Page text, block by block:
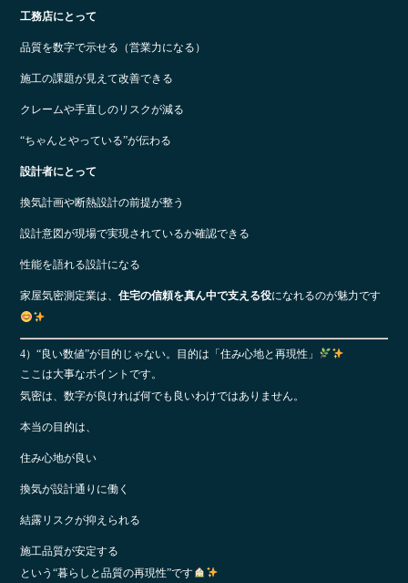
工務店にとって
品質を数字で示せる（営業力になる）
施工の課題が見えて改善できる
クレームや手直しのリスクが減る
“ちゃんとやっている”が伝わる
設計者にとって
換気計画や断熱設計の前提が整う
設計意図が現場で実現されているか確認できる
性能を語れる設計になる
家屋気密測定業は、住宅の信頼を真ん中で支える役になれるのが魅力です
4）“良い数値”が目的じゃない。目的は「住み心地と再現性」
ここは大事なポイントです。
気密は、数字が良ければ何でも良いわけではありません。
本当の目的は、
住み心地が良い
換気が設計通りに働く
結露リスクが抑えられる
施工品質が安定する
という“暮らしと品質の再現性”です